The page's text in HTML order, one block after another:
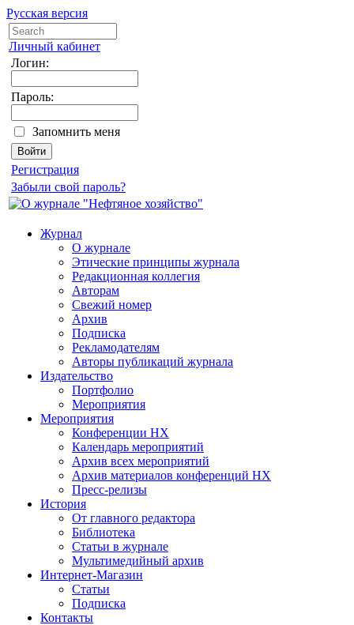
Русская версия
Личный кабинет
Логин:
Пароль:
Запомнить меня
Регистрация
Забыли свой пароль?
Журнал
О журнале
Этические принципы журнала
Редакционная коллегия
Авторам
Свежий номер
Архив
Подписка
Рекламодателям
Авторы публикаций журнала
Издательство
Портфолио
Мероприятия
Мероприятия
Конференции НХ
Календарь мероприятий
Архив всех мероприятий
Архив материалов конференций НХ
Пресс-релизы
История
От главного редактора
Библиотека
Статьи в журнале
Мультимедийный архив
Интернет-Магазин
Статьи
Подписка
Контакты